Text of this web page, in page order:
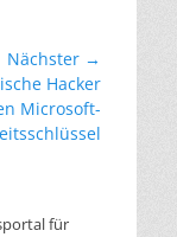
Nächster →
Hacker
Microsoft-
für